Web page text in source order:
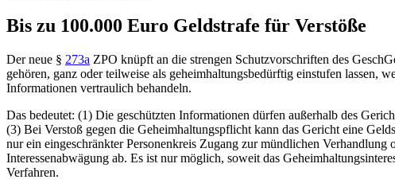
Bis zu 100.000 Euro Geldstrafe für Verstöße
Der neue § 273a ZPO knüpft an die strengen Schutzvorschriften des
gehören, ganz oder teilweise als geheimhaltungsbedürftig einstufen lassen,
Informationen vertraulich behandeln.
Das bedeutet: (1) Die geschützten Informationen dürfen außerhalb des
(3) Bei Verstoß gegen die Geheimhaltungspflicht kann das Gericht eine
nur ein eingeschränkter Personenkreis Zugang zur mündlichen
Interessenabwägung ab. Es ist nur möglich, soweit das
Verfahren.